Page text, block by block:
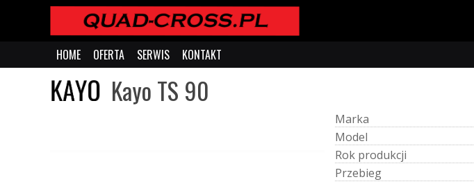
HOME OFERTA SERWIS KONTAKT
Kayo TS 90
Marka
Model
Rok produkcji
Przebieg